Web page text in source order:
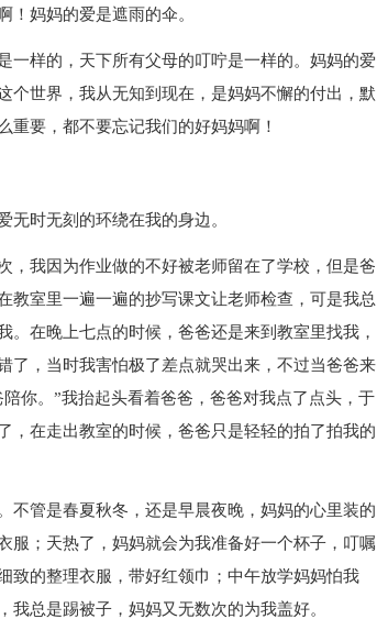
！妈妈的爱是遮雨的伞。
样的，天下所有父母的叮咛是一样的。妈妈的爱
个世界，我从无知到现在，是妈妈不懈的付出，默
重要，都不要忘记我们的好妈妈啊！
时无刻的环绕在我的身边。
我因为作业做的不好被老师留在了学校，但是爸
教室里一遍一遍的抄写课文让老师检查，可是我总
在晚上七点的时候，爸爸还是来到教室里找我，
了，当时我害怕极了差点就哭出来，不过当爸爸来
你。”我抬起头看着爸爸，爸爸对我点了点头，于
，在走出教室的时候，爸爸只是轻轻的拍了拍我的
管是春夏秋冬，还是早晨夜晚，妈妈的心里装的
服；天热了，妈妈就会为我准备好一个杯子，叮嘱
致的整理衣服，带好红领巾；中午放学妈妈怕我
总是踢被子，妈妈又无数次的为我盖好。